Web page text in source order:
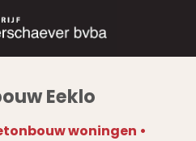
Eeklo
woningen •